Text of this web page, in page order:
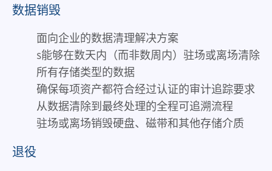
对社
会负
责的
方式
保护
和释
放对
他们
数据销毁
面向企业的数据清理解决方案
s能够在数天内（而非数周内）驻场或离场清除
所有存储类型的数据
确保每项资产都符合经过认证的审计追踪要求
从数据清除到最终处理的全程可追溯流程
驻场或离场销毁硬盘、磁带和其他存储介质
退役